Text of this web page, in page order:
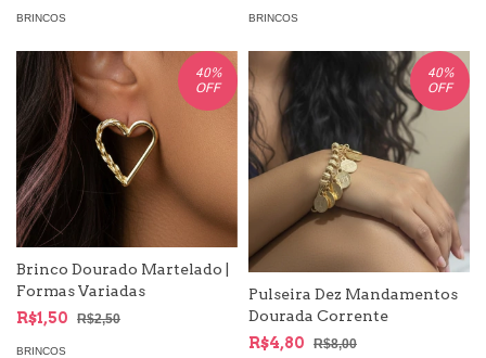
BRINCOS BRINCOS
40%
OFF
Brinco Dourado Martelado |
Formas Variadas
R$1,50
R$2,50
BRINCOS
40%
OFF
Pulseira Dez Mandamentos
Dourada Corrente
R$4,80
R$8,00